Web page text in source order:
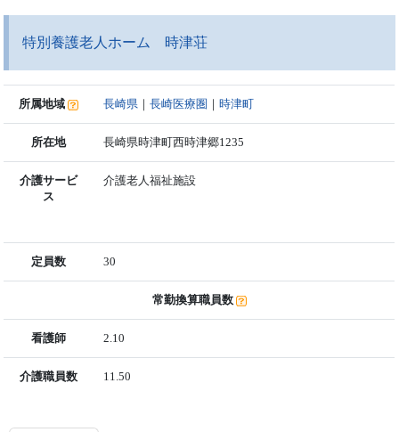
特別養護老人ホーム 時津荘
所属地域 長崎県 ｜長崎医療圏 ｜時津町
所在地 長崎県時津町西時津郷1235
介護サービ
ス
介護老人福祉施設
定員数 30
常勤換算職員数
看護師 2.10
介護職員数 11.50